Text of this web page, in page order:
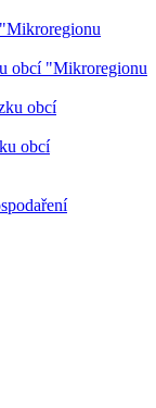
obcí "Mikroregionu
obcí
obcí